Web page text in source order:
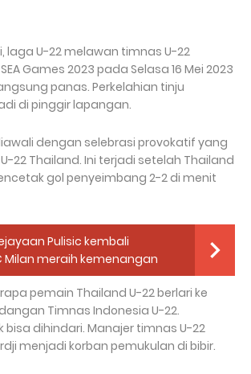
laga U-22 melawan timnas U-22
Games 2023 pada Selasa 16 Mei 2023
panas. Perkelahian tinju
di pinggir lapangan.
dengan selebrasi provokatif yang
22 Thailand. Ini terjadi setelah Thailand
gol penyeimbang 2-2 di menit
Pulisic kembali
Milan meraih kemenangan
pemain Thailand U-22 berlari ke
Timnas Indonesia U-22.
bisa dihindari. Manajer timnas U-22
menjadi korban pemukulan di bibir.